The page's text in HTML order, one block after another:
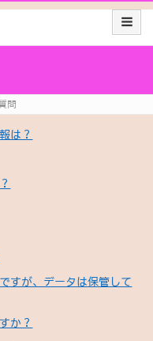
問
は？
すが、データは保管して
か？